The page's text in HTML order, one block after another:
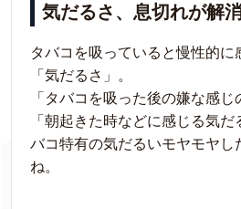
気だるさ、息切れが解
タバコを吸っていると慢性的に
「気だるさ」。
「タバコを吸った後の嫌な感じ
「朝起きた時などに感じる気
バコ特有の気だるいモヤモヤし
ね。